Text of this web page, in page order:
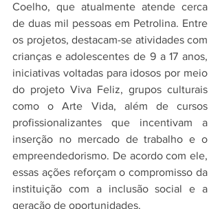
Coelho, que atualmente atende cerca
de duas mil pessoas em Petrolina. Entre
os projetos, destacam-se atividades com
crianças e adolescentes de 9 a 17 anos,
iniciativas voltadas para idosos por meio
do projeto Viva Feliz, grupos culturais
como o Arte Vida, além de cursos
profissionalizantes que incentivam a
inserção no mercado de trabalho e o
empreendedorismo. De acordo com ele,
essas ações reforçam o compromisso da
instituição com a inclusão social e a
geração de oportunidades.